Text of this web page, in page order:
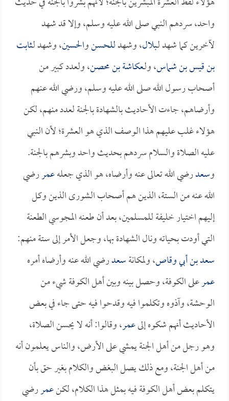
واحد، سردهم النبي صلى الله عليه وسلم، وإلا قد شهد
لآخرين كما شهد لـبلال، وشهدللحسنوالحسين، وشهد لـثابت
بن قيس بن شماس، ولـعكاشة بن محصن، ولعدد كبير من
أصحاب رسول الله صلى الله عليه وسلم، ورضي الله عنهم
وأرضاهم، جاءت الأحاديث بالشهادة بالجنة لعدد منهم، لكن
هؤلاء غلب عليهم هذا الوصف الذي هو العشرة؛ لأن النبي
عليه الصلاة والسلام سردهم بحديث واحد وبشرهم بالجنة.
وسعدرضي الله تعالى عنه وأرضاه، هو الذي جعلهعمررضي
الله عنه من الستة، الذين هم أصحاب الشورى الذين وكل
إليهم اختيار خليفة للمسلمين، بعد أن طعنه المجوسي الطعنة
التي أودت بحياته ونال الشهادة بها، وجعل الأمر إلى ستة منهم:
سعد بن أبي وقاص، ولمكانةسعدرضي الله عنه وأرضاه أمره
عمرعلى الكوفة، وحصل بينه وبين أهل الكوفة شيء من
الوحشة، وآذوه وتكلموا فيه وقدحوا فيه حتى جاء في بعض
الأحاديث أنهم شكوه إلىعمر، وقالوا: أنه لا يحسن الصلاة،
وهو رجل من أهل الجنة يمشي على الأرض، والناس يعلمون أنه
من أهل الجنة، ومع ذلك يصل البغض والكلام بغير حق بأن
يتكلم بعض أهل الكوفة فيه بمثل هذا الكلام، لكنعمررضي